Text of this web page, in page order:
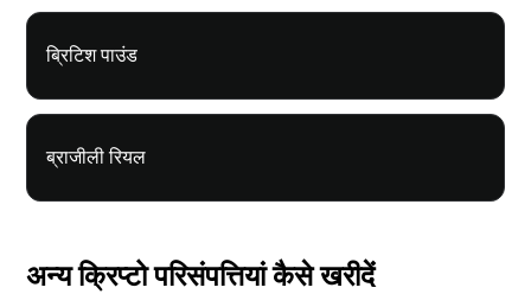
ब्रिटिश पाउंड
ब्राजीली रियल
अन्य क्रिप्टो परिसंपत्तियां कैसे खरीदें